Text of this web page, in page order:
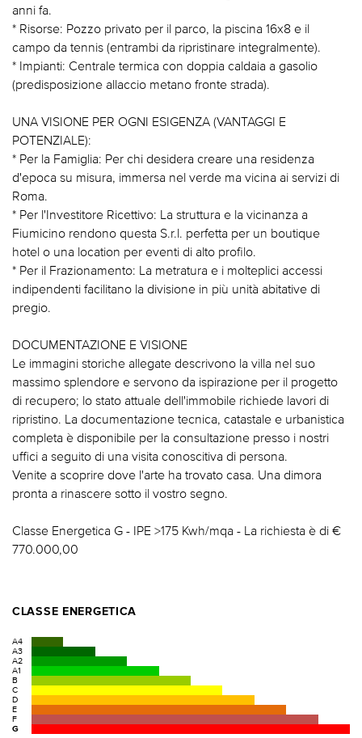
anni fa.
* Risorse: Pozzo privato per il parco, la piscina 16x8 e il
campo da tennis (entrambi da ripristinare integralmente).
* Impianti: Centrale termica con doppia caldaia a gasolio
(predisposizione allaccio metano fronte strada).
UNA VISIONE PER OGNI ESIGENZA (VANTAGGI E
POTENZIALE):
* Per la Famiglia: Per chi desidera creare una residenza
d'epoca su misura, immersa nel verde ma vicina ai servizi di
Roma.
* Per l'Investitore Ricettivo: La struttura e la vicinanza a
Fiumicino rendono questa S.r.l. perfetta per un boutique
hotel o una location per eventi di alto profilo.
* Per il Frazionamento: La metratura e i molteplici accessi
indipendenti facilitano la divisione in più unità abitative di
pregio.
DOCUMENTAZIONE E VISIONE
Le immagini storiche allegate descrivono la villa nel suo
massimo splendore e servono da ispirazione per il progetto
di recupero; lo stato attuale dell'immobile richiede lavori di
ripristino. La documentazione tecnica, catastale e urbanistica
completa è disponibile per la consultazione presso i nostri
uffici a seguito di una visita conoscitiva di persona.
Venite a scoprire dove l'arte ha trovato casa. Una dimora
pronta a rinascere sotto il vostro segno.
Classe Energetica G - IPE >175 Kwh/mqa - La richiesta è di €
770.000,00
CLASSE ENERGETICA
A4
A3
A2
A1
B
C
D
E
F
G